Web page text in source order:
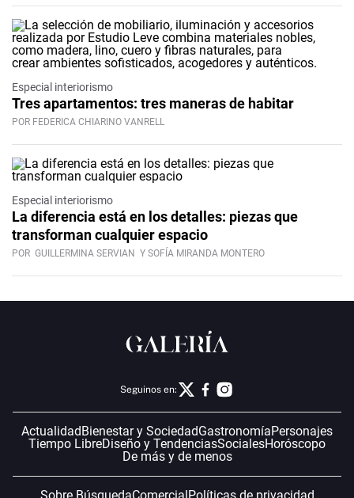
Especial interiorismo
Tres apartamentos: tres maneras de habitar
POR FEDERICA CHIARINO VANRELL
Especial interiorismo
La diferencia está en los detalles: piezas que
transforman cualquier espacio
POR GUILLERMINA SERVIAN Y SOFÍA MIRANDA MONTERO
Seguinos en:
Actualidad Bienestar y SociedadGastronomíaPersonajes
Tiempo LibreDiseño y TendenciasSocialesHoróscopo
De más y de menos